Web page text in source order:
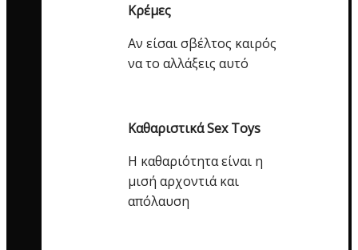
Κρέμες
Αν είσαι σβέλτος καιρός
να το αλλάξεις αυτό
Καθαριστικά Sex Toys
Η καθαριότητα είναι η
μισή αρχοντιά και
απόλαυση